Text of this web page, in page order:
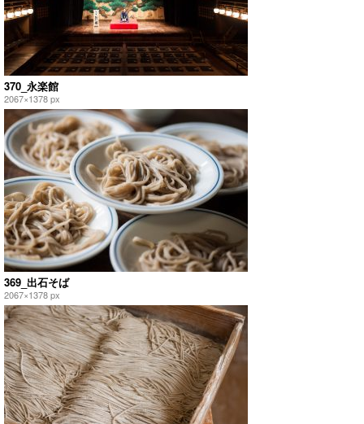
370_永楽館
2067×1378 px
369_出石そば
2067×1378 px